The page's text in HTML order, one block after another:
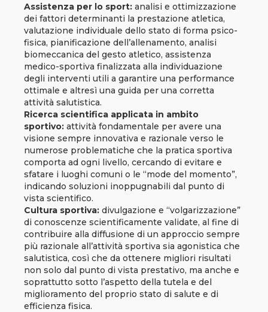
Assistenza per lo sport: analisi e ottimizzazione
dei fattori determinanti la prestazione atletica,
valutazione individuale dello stato di forma psico-
fisica, pianificazione dell’allenamento, analisi
biomeccanica del gesto atletico, assistenza
medico-sportiva finalizzata alla individuazione
degli interventi utili a garantire una performance
ottimale e altresì una guida per una corretta
attività salutistica.
Ricerca scientifica applicata in ambito
sportivo: attività fondamentale per avere una
visione sempre innovativa e razionale verso le
numerose problematiche che la pratica sportiva
comporta ad ogni livello, cercando di evitare e
sfatare i luoghi comuni o le “mode del momento”,
indicando soluzioni inoppugnabili dal punto di
vista scientifico.
Cultura sportiva: divulgazione e “volgarizzazione”
di conoscenze scientificamente validate, al fine di
contribuire alla diffusione di un approccio sempre
più razionale all’attività sportiva sia agonistica che
salutistica, così che da ottenere migliori risultati
non solo dal punto di vista prestativo, ma anche e
soprattutto sotto l’aspetto della tutela e del
miglioramento del proprio stato di salute e di
efficienza fisica.